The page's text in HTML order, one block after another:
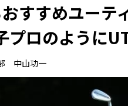
すすめユーテ
プロのように
中山功一